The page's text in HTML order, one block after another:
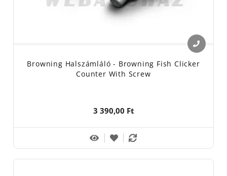
Browning Halszámláló - Browning Fish Clicker
Counter With Screw
3 390,00 Ft